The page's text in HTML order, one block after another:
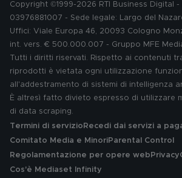
Copyright ©1999-2026 RTI Business Digital -
03976881007 - Sede legale: Largo del
Uffici: Viale Europa 46, 20093 Cologno
int. vers. € 500.000.007 - Gruppo MFE
Tutti i diritti riservati. Rispetto ai contenuti
riprodotti è vietata ogni utilizzazione
all'addestramento di sistemi di intelligenza
È altresì fatto divieto espresso di utilizzare
di data scraping.
Termini di servizio Recedi dai servizi a
Comitato Media e MinoriParental Control
Regolamentazione per opere web Privacy
Cos'è Mediaset Infinity